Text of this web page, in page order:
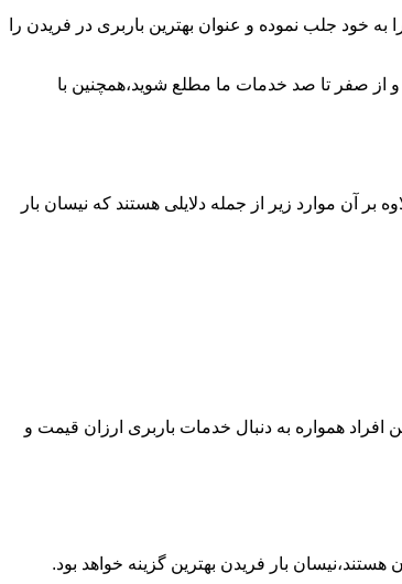
خود جلب نموده و عنوان بهترین باربری در فریدن را
و از صفر تا صد خدمات ما مطلع شوید،همچنین با
بر آن موارد زیر از جمله دلایلی هستند که نیسان بار
همواره به دنبال خدمات باربری ارزان قیمت و
بار فریدن بهترین گزینه خواهد بود.